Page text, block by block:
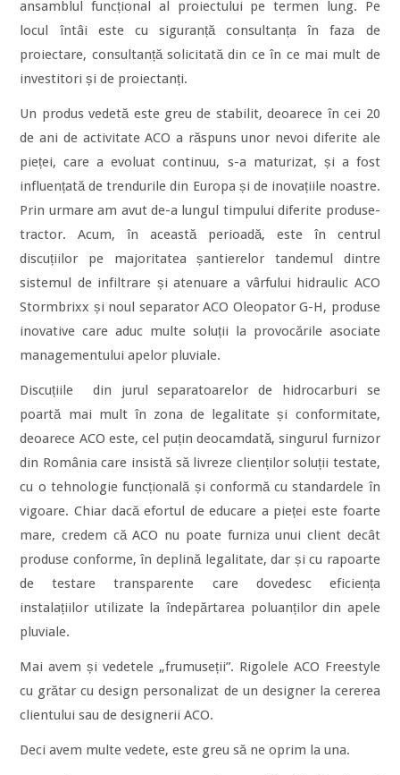
ansamblul funcțional al proiectului pe termen lung. Pe
locul întâi este cu siguranță consultanța în faza de
proiectare, consultanță solicitată din ce în ce mai mult de
investitori și de proiectanți.
Un produs vedetă este greu de stabilit, deoarece în cei 20
de ani de activitate ACO a răspuns unor nevoi diferite ale
pieței, care a evoluat continuu, s-a maturizat, și a fost
influențată de trendurile din Europa și de inovațiile noastre.
Prin urmare am avut de-a lungul timpului diferite produse-
tractor. Acum, în această perioadă, este în centrul
discuțiilor pe majoritatea șantierelor tandemul dintre
sistemul de infiltrare și atenuare a vârfului hidraulic ACO
Stormbrixx și noul separator ACO Oleopator G-H, produse
inovative care aduc multe soluții la provocările asociate
managementului apelor pluviale.
Discuțiile din jurul separatoarelor de hidrocarburi se
poartă mai mult în zona de legalitate și conformitate,
deoarece ACO este, cel puțin deocamdată, singurul furnizor
din România care insistă să livreze clienților soluții testate,
cu o tehnologie funcțională și conformă cu standardele în
vigoare. Chiar dacă efortul de educare a pieței este foarte
mare, credem că ACO nu poate furniza unui client decât
produse conforme, în deplină legalitate, dar și cu rapoarte
de testare transparente care dovedesc eficiența
instalațiilor utilizate la îndepărtarea poluanților din apele
pluviale.
Mai avem și vedetele „frumuseții”. Rigolele ACO Freestyle
cu grătar cu design personalizat de un designer la cererea
clientului sau de designerii ACO.
Deci avem multe vedete, este greu să ne oprim la una.